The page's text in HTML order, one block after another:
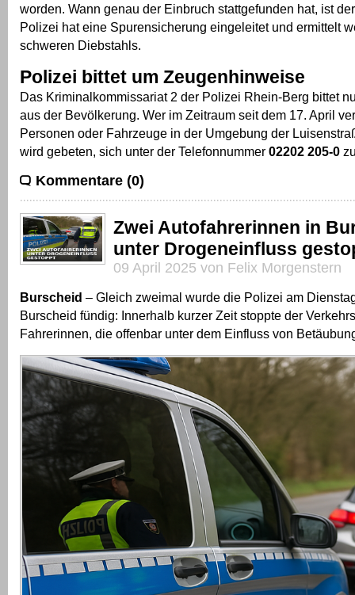
worden. Wann genau der Einbruch stattgefunden hat, ist
Polizei hat eine Spurensicherung eingeleitet und ermittelt
schweren Diebstahls.
Polizei bittet um Zeugenhinweise
Das Kriminalkommissariat 2 der Polizei Rhein-Berg bittet
aus der Bevölkerung. Wer im Zeitraum seit dem 17. April
Personen oder Fahrzeuge in der Umgebung der
wird gebeten, sich unter der Telefonnummer 02202 205-0
Kommentare (0)
Zwei Autofahrerinnen in
unter Drogeneinfluss
09 April 2025 von Felix Morgenstern
Burscheid – Gleich zweimal wurde die Polizei am
Burscheid fündig: Innerhalb kurzer Zeit stoppte der
Fahrerinnen, die offenbar unter dem Einfluss von